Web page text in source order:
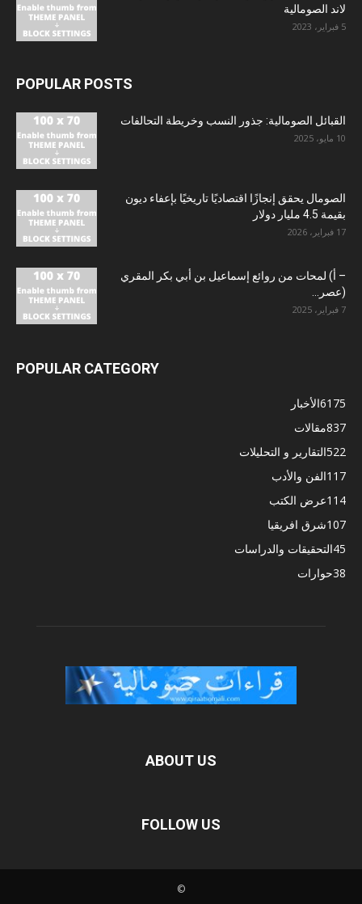
لاند الصومالية
5 فبراير، 2023
POPULAR POSTS
القبائل الصومالية: جذور النسب وخريطة التحالفات
10 مايو، 2025
الصومال يحقق إنجازًا اقتصاديًا تاريخيًا بإعفاء ديون
بقيمة 4.5 مليار دولار
17 فبراير، 2026
– أ) لمحات من روائع إسماعيل بن أبي بكر المقري
(عصر...
7 فبراير، 2025
POPULAR CATEGORY
الأخبار6175
مقالات837
التقارير و التحليلات522
الفن والأدب117
عرض الكتب114
شرق افريقيا107
التحقيقات والدراسات45
حوارات38
ABOUT US
FOLLOW US
©